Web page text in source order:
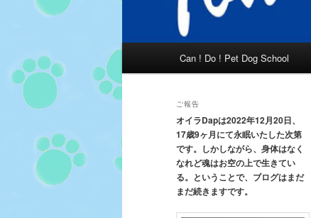
Can ! Do ! Pet Dog School
ご報告
オイラDapは2022年12月20日、
17歳9ヶ月にて永眠いたした次第
です。しかしながら、身体はなく
なれど魂はお空の上で生きてい
る。ということで、ブログはまだ
まだ続きますです。